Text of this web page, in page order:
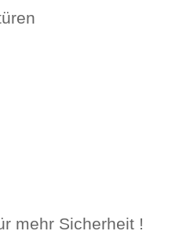
mehr Sicherheit !